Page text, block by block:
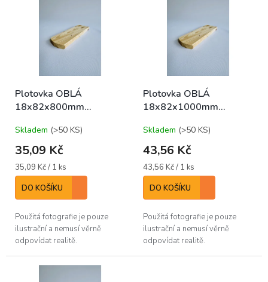
d
u
t
ů
Plotovka OBLÁ
18x82x800mm
Skladem (>50 KS)
35,09 Kč
Měrná
cena:
35,09 Kč / 1 ks
DO KOŠÍKU
Použitá fotografie je pouze
ilustrační a nemusí věrně
odpovídat realitě.
Plotovka OBLÁ
18x82x1000mm
Skladem (>50 KS)
43,56 Kč
Měrná
cena:
43,56 Kč / 1 ks
DO KOŠÍKU
Použitá fotografie je pouze
ilustrační a nemusí věrně
odpovídat realitě.